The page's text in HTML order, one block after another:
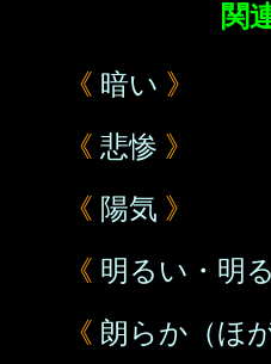
関
《 暗い 》
《 悲惨 》
《 陽気 》
《 明るい・明
《 朗らか（ほ